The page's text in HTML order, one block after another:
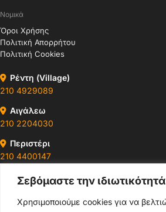
Σεβόμαστε την
Χρησιμοποιούμε cookies για να
Νομικά
Όροι Χρήσης
Πολιτική Απορρήτου
Πολιτική Cookies
Ρέντη (Village)
210 4929089
Αιγάλεω
210 2204030
Περιστέρι
210 4400147
Ωράρια & Διευθύνσεις →